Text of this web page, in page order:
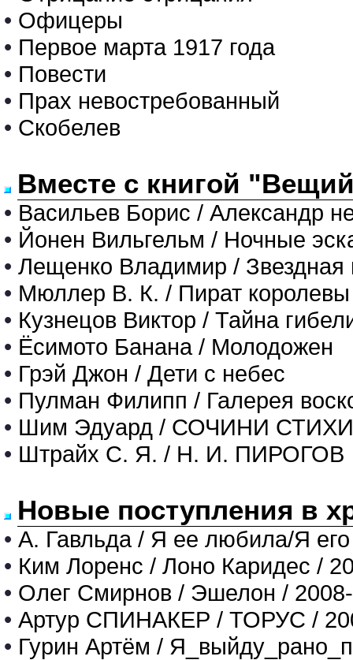
• Офицеры
• Первое марта 1917 года
• Повести
• Прах невостребованный
• Скобелев
Вместе с книгой
• Васильев Борис / Александр
• Йонен Вильгельм / Ночные
• Лещенко Владимир / Звездная
• Мюллер В. К. / Пират королевы
• Кузнецов Виктор / Тайна
• Ёсимото Банана / Молодожен
• Грэй Джон / Дети с небес
• Пулман Филипп / Галерея
• Шим Эдуард / СОЧИНИ
• Штрайх С. Я. / Н. И. ПИРОГОВ
Новые поступления в
• А. Гавльда / Я ее любила/Я
• Ким Лоренс / Лоно Каридес /
• Олег Смирнов / Эшелон /
• Артур СПИНАКЕР / ТОРУС /
• Гурин Артём /